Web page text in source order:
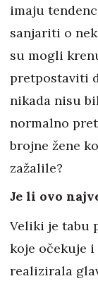
imaju
sanjariti o
su mogli
pretpostaviti
nikada nisu
normalno
brojne žene
zažalile?
Je li ovo
Veliki je tabu
koje očekuje
realizirala